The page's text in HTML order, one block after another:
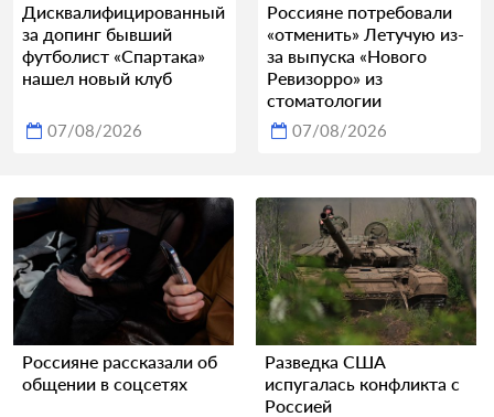
Дисквалифицированный
за допинг бывший
футболист «Спартака»
нашел новый клуб
07/08/2026
Россияне потребовали
«отменить» Летучую из-
за выпуска «Нового
Ревизорро» из
стоматологии
07/08/2026
Россияне рассказали об
общении в соцсетях
Разведка США
испугалась конфликта с
Россией